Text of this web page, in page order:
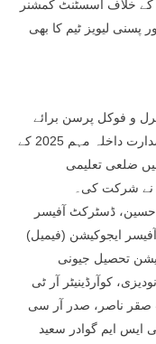
کے خلاف اسسٹنٹ کمشنر
پسنی لیویز ٹیم کا بھی
جنرل و فوکل پرسن برائے
داخلہ مہم 2025 ڈاکٹر عبدالشکور کی زیر صدارت داخلہ مہم 2025 کے
ضلعی تعلیمی
نے شرکت کی۔
ڈسٹرکٹ آفیسر
ایجوکیشن (فیمیل)
تحصیل جیونی
کوآرڈینیٹر آر ٹی
صقر ناصر، صدر آر سی
ایس ایم گوادر سعید